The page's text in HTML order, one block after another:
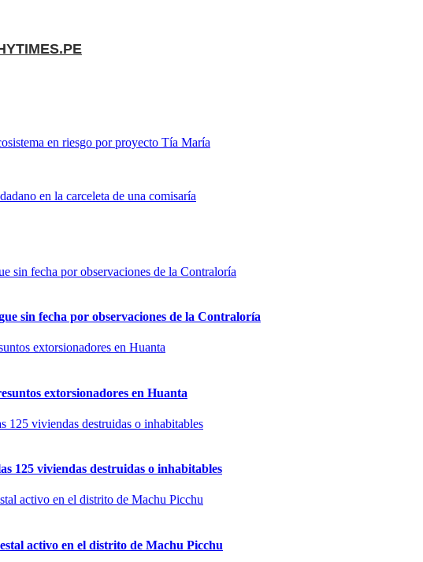
en riesgo por proyecto Tía María
en la carceleta de una comisaría
sin fecha por observaciones de la Contraloría
extorsionadores en Huanta
125 viviendas destruidas o inhabitables
activo en el distrito de Machu Picchu